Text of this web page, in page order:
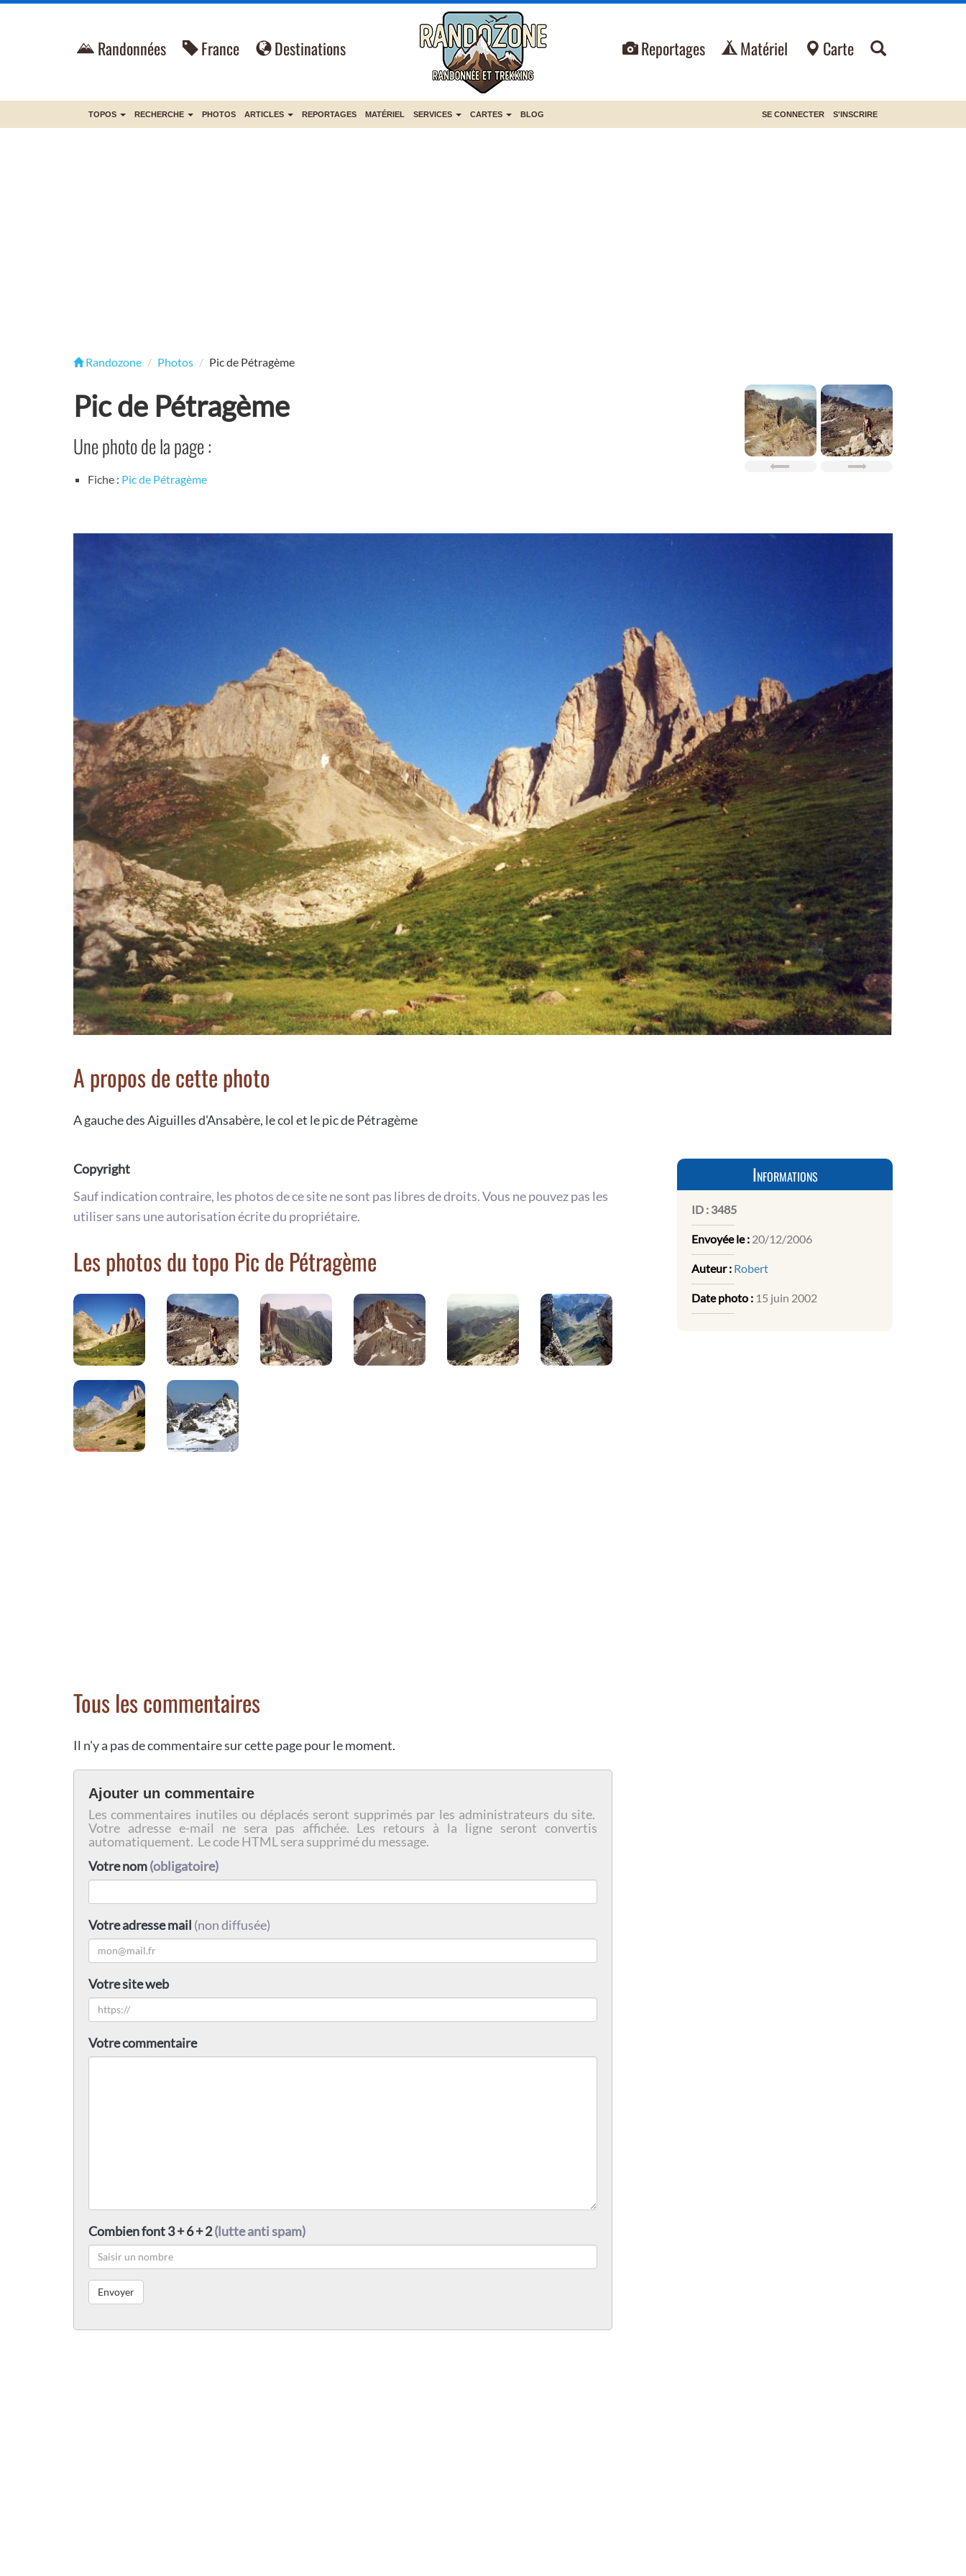
Randonnées France Destinations Reportages Matériel Carte
TOPOS RECHERCHE PHOTOS ARTICLES REPORTAGES MATÉRIEL SERVICES CARTES BLOG SE CONNECTER S'INSCRIRE
Randozone Photos Pic de Pétragème
Pic de Pétragème
Une photo de la page :
Fiche : Pic de Pétragème
A propos de cette photo
A gauche des Aiguilles d'Ansabère, le col et le pic de Pétragème
Copyright
Sauf indication contraire, les photos de ce site ne sont pas libres de droits. Vous ne pouvez pas les
utiliser sans une autorisation écrite du propriétaire.
Les photos du topo Pic de Pétragème
Tous les commentaires
Il n'y a pas de commentaire sur cette page pour le moment.
Ajouter un commentaire
Les commentaires inutiles ou déplacés seront supprimés par les administrateurs du site.
Votre adresse e-mail ne sera pas affichée. Les retours à la ligne seront convertis
automatiquement. Le code HTML sera supprimé du message.
Votre nom(obligatoire)
Votre adresse mail (non diffusée)
Votre site web
Votre commentaire
Combien font 3 + 6 + 2(lutte anti spam)
Informations
ID : 3485
Envoyée le : 20/12/2006
Auteur : Robert
Date photo : 15 juin 2002